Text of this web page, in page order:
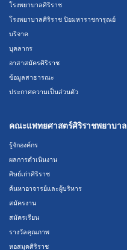
โรงพยาบาลศิริราช
โรงพยาบาลศิริราช ปิยมหาราชการุณย์
บริจาค
บุคลากร
อาสาสมัครศิริราช
ข้อมูลสาธารณะ
ประกาศความเป็นส่วนตัว
คณะแพทยศาสตร์ศิริราชพยาบาล
รู้จักองค์กร
ผลการดำเนินงาน
ศิษย์เก่าศิริราช
ค้นหาอาจารย์และผู้บริหาร
สมัครงาน
สมัครเรียน
รางวัลคุณภาพ
หอสมุดศิริราช